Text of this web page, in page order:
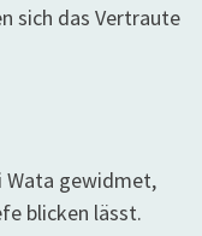
sich das Vertraute
Wata gewidmet,
blicken lässt.